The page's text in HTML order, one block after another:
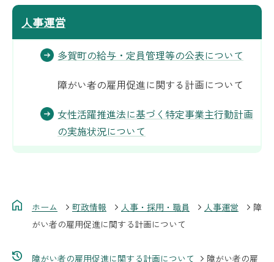
人事運営
多賀町の給与・定員管理等の公表について
障がい者の雇用促進に関する計画について
女性活躍推進法に基づく特定事業主行動計画
の実施状況について
ホーム 町政情報 人事・採用・職員 人事運営
障
がい者の雇用促進に関する計画について
障がい者の雇用促進に関する計画について 障がい者の雇